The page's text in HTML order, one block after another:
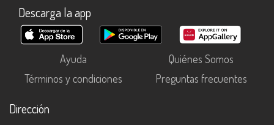
Descarga la app
Ayuda
Quiénes Somos
Términos y condiciones
Preguntas frecuentes
Dirección